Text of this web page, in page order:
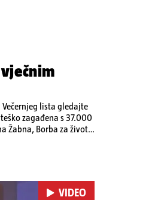
lista gledajte
zagađena s 37.000
Žabna, Borba za život
VIDEO